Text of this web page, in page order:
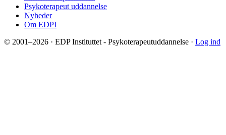
Psykoterapeut uddannelse
Nyheder
Om EDPI
© 2001–2026 · EDP Instituttet - Psykoterapeutuddannelse · Log ind